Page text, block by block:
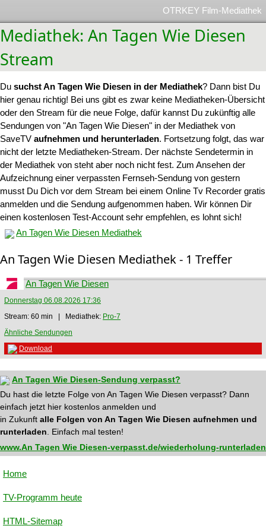
OTRKEY Film-Mediathek
Mediathek: An Tagen Wie Diesen
Stream
Du suchst An Tagen Wie Diesen in der Mediathek? Dann bist Du
hier genau richtig! Bei uns gibt es zwar keine Mediatheken-Übersicht
oder den Stream für die neue Folge, dafür kannst Du zukünftig alle
Sendungen von "An Tagen Wie Diesen" in der Mediathek von
SaveTV aufnehmen und herunterladen. Fortsetzung folgt, das war
nicht der letzte Mediatheken-Stream. Der nächste Sendetermin in
der Mediathek von steht aber noch nicht fest. Zum Ansehen der
Aufzeichnung einer verpassten Fernseh-Sendung von gestern
musst Du Dich vor dem Stream bei einem Online Tv Recorder gratis
anmelden und die Sendung aufgenommen haben. Wir können Dir
einen kostenlosen Test-Account sehr empfehlen, es lohnt sich!
An Tagen Wie Diesen Mediathek
An Tagen Wie Diesen Mediathek - 1 Treffer
An Tagen Wie Diesen
Donnerstag 06.08.2026 17:36
Stream: 60 min | Mediathek: Pro-7
Ähnliche Sendungen
Download
An Tagen Wie Diesen-Sendung verpasst?
Du hast die letzte Folge von An Tagen Wie Diesen verpasst? Dann
einfach jetzt hier kostenlos anmelden und
in Zukunft alle Folgen von An Tagen Wie Diesen aufnehmen und
runterladen . Einfach mal testen!
www.An Tagen Wie Diesen-verpasst.de/wiederholung-runterladen
Home
TV-Programm heute
HTML-Sitemap